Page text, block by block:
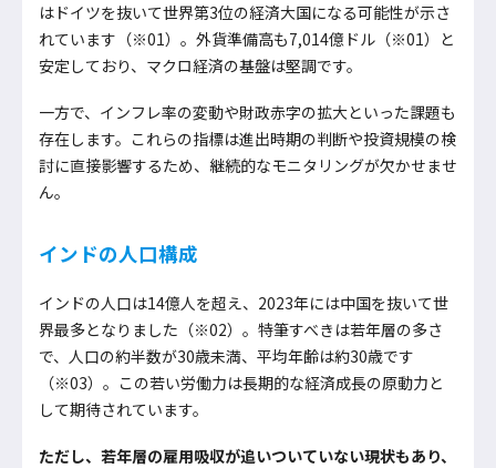
はドイツを抜いて世界第3位の経済大国になる可能性が示さ
れています（※01）。外貨準備高も7,014億ドル（※01）と
安定しており、マクロ経済の基盤は堅調です。
一方で、インフレ率の変動や財政赤字の拡大といった課題も
存在します。これらの指標は進出時期の判断や投資規模の検
討に直接影響するため、継続的なモニタリングが欠かせませ
ん。
インドの人口構成
インドの人口は14億人を超え、2023年には中国を抜いて世
界最多となりました（※02）。特筆すべきは若年層の多さ
で、人口の約半数が30歳未満、平均年齢は約30歳です
（※03）。この若い労働力は長期的な経済成長の原動力と
して期待されています。
ただし、若年層の雇用吸収が追いついていない現状もあり、